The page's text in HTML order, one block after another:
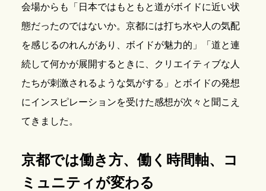
会場からも「日本ではもともと道がボイドに近い状
態だったのではないか。京都には打ち水や人の気配
を感じるのれんがあり、ボイドが魅力的」「道と連
続して何かが展開するときに、クリエイティブな人
たちが刺激されるような気がする」とボイドの発想
にインスピレーションを受けた感想が次々と聞こえ
てきました。
京都では働き方、働く時間軸、コ
ミュニティが変わる